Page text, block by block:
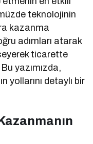
teknolojinin
kazanma
adımları atarak
ticarette
yazımızda,
yollarını detaylı bir